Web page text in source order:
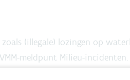
(illegale) lozingen op
meldpunt Milieu-incidenten.
indien nodig de